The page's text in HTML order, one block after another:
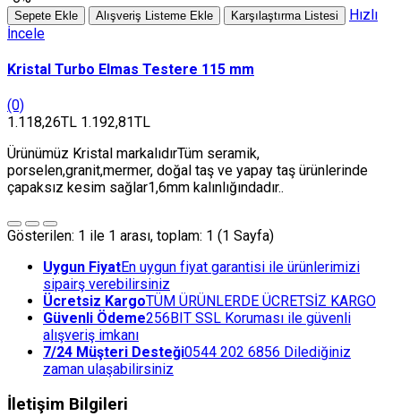
Sepete Ekle Alışveriş Listeme Ekle Karşılaştırma Listesi
Hızlı
İncele
Kristal Turbo Elmas Testere 115 mm
(0)
1.118,26TL 1.192,81TL
Ürünümüz Kristal markalıdırTüm seramik,
porselen,granit,mermer, doğal taş ve yapay taş ürünlerinde
çapaksız kesim sağlar1,6mm kalınlığındadır..
Gösterilen: 1 ile 1 arası, toplam: 1 (1 Sayfa)
Uygun FiyatEn uygun fiyat garantisi ile ürünlerimizi
sipairş verebilirsiniz
Ücretsiz KargoTÜM ÜRÜNLERDE ÜCRETSİZ KARGO
Güvenli Ödeme256BIT SSL Koruması ile güvenli
alışveriş imkanı
7/24 Müşteri Desteği0544 202 6856 Dilediğiniz
zaman ulaşabilirsiniz
İletişim Bilgileri